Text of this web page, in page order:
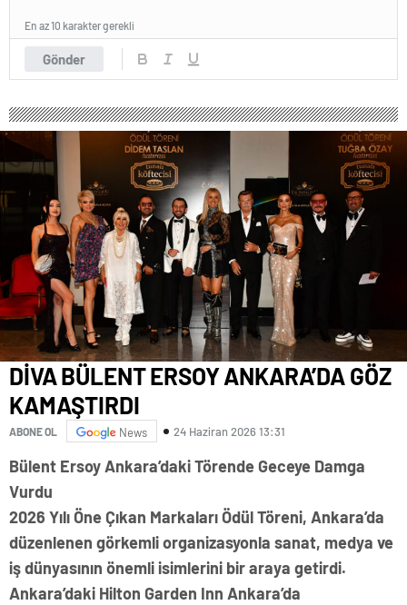
Gönder
En az 10 karakter gerekli
DİVA BÜLENT ERSOY ANKARA’DA GÖZ
KAMAŞTIRDI
ABONE OL News 24 Haziran 2026 13:31
Bülent Ersoy Ankara’daki Törende Geceye Damga
Vurdu
2026 Yılı Öne Çıkan Markaları Ödül Töreni, Ankara’da
düzenlenen görkemli organizasyonla sanat, medya ve
iş dünyasının önemli isimlerini bir araya getirdi.
Ankara’daki Hilton Garden Inn Ankara’da